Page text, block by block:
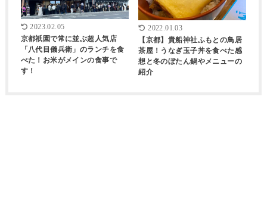
2023.02.05
京都祇園で常に並ぶ超人気店
「八代目儀兵衛」のランチを食
べた！お米がメインの食事で
す！
2022.01.03
【京都】貴船神社ふもとの鳥居
茶屋！うなぎ玉子丼を食べた感
想と冬のぼたん鍋やメニューの
紹介